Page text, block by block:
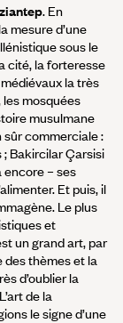
. En
mesure d’une
sous le
cité, la forteresse
la très
les mosquées
musulmane
sûr commerciale :
Bakircilar Çarsisi
encore – ses
Et puis, il
Le plus
et
un grand art, par
thèmes et la
d’oublier la
de la
le signe d’une